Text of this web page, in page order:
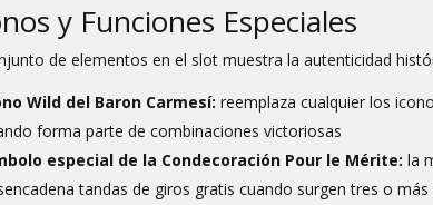
y Funciones Especiales
de elementos en el slot muestra la autenticidad
Wild del Baron Carmesí: reemplaza cualquier los
forma parte de combinaciones victoriosas
especial de la Condecoración Pour le Mérite: la
tandas de giros gratis cuando surgen tres o